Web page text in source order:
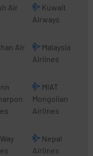
Air
Kuwait
Airways
Air
Malaysia
Airlines
MIAT
Mongolian
Airlines
Nepal
Airlines